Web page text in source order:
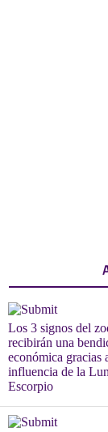
Los 3 signos del
recibirán una
económica gracias
influencia de la
Escorpio